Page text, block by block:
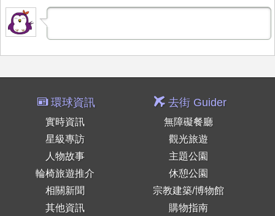
環球資訊
實時資訊
星級專訪
人物故事
輪椅旅遊推介
相關新聞
其他資訊
去街 Guider
無障礙餐廳
觀光旅遊
主題公園
休憩公園
宗教建築/博物館
購物指南